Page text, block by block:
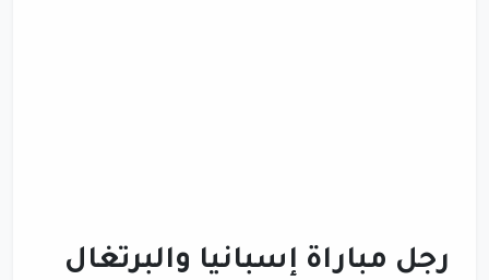
رجل مباراة إسبانيا والبرتغال